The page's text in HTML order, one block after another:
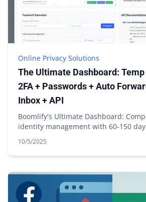
Online Privacy Solutions
The Ultimate Dashboard:
2FA + Passwords + Auto
Inbox + API
Boomlify's Ultimate Dashboard:
identity management with 60-150
10/5/2025